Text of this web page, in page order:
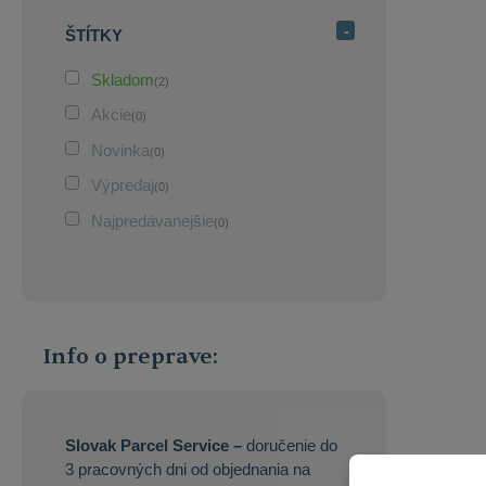
ŠTÍTKY
Skladom(2)
Akcie(0)
Novinka(0)
Výpredaj(0)
Najpredávanejšie(0)
Info o preprave:
Slovak Parcel Service – doručenie do
3 pracovných dni od objednania na